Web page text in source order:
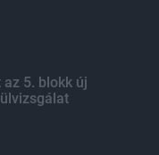
5. blokk új